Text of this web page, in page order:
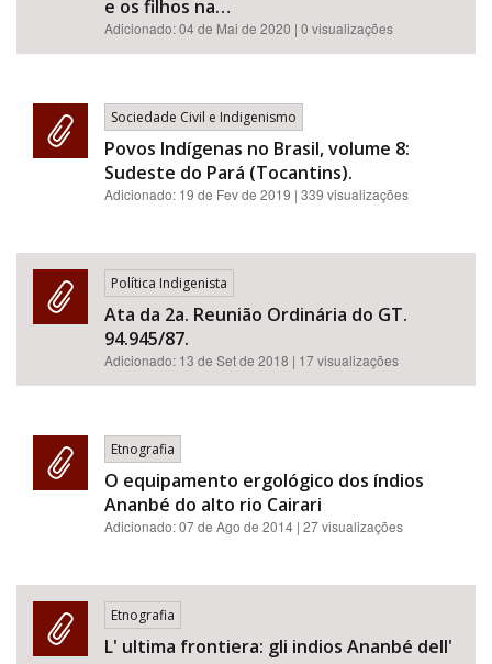
e os filhos na…
Adicionado:04 de Mai de 2020 | 0 visualizações
Sociedade Civil e Indigenismo
Povos Indígenas no Brasil, volume 8:
Sudeste do Pará (Tocantins).
Adicionado: 19 de Fev de 2019 | 339 visualizações
Política Indigenista
Ata da 2a. Reunião Ordinária do GT.
94.945/87.
Adicionado: 13 de Set de 2018 | 17 visualizações
Etnografia
O equipamento ergológico dos índios
Ananbé do alto rio Cairari
Adicionado:07 de Ago de 2014 | 27 visualizações
Etnografia
L' ultima frontiera: gli indios Ananbé dell'